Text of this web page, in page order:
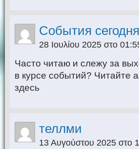
События сегодня
28 Ιουλίου 2025 στο
Часто читаю и слежу за
в курсе событий? Читайте
здесь
теллми
13 Αυγούστου 2025 στο